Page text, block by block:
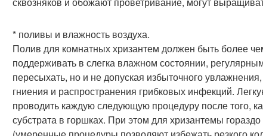
* поливы и влажность воздуха.
Полив для комнатных хризантем должен быть более
поддерживать в слегка влажном состоянии,
пересыхать, но и не допуская избыточного
гниения и распространения грибковых инфекций.
проводить каждую следующую процедуру после того,
субстрата в горшках. При этом для хризантемы